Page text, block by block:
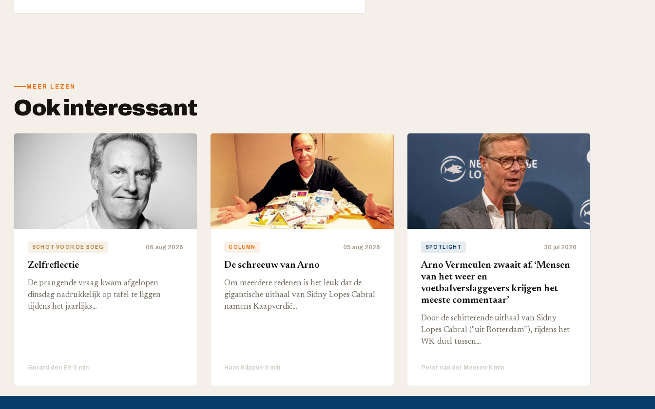
MEER LEZEN
Ook interessant
SCHOT VOOR DE BOEG 06 aug 2026
Zelfreflectie
De prangende vraag kwam afgelopen
dinsdag nadrukkelijk op tafel te liggen
tijdens het jaarlijks…
Gerard den Elt·3 min
COLUMN 05 aug 2026
De schreeuw van Arno
Om meerdere redenen is het leuk dat de
gigantische uithaal van Sidny Lopes Cabral
namens Kaapverdië…
Hans Klippus·3 min
SPOTLIGHT 30 jul 2026
Arno Vermeulen zwaait af. ‘Mensen
van het weer en
voetbalverslaggevers krijgen het
meeste commentaar’
Door de schitterende uithaal van Sidny
Lopes Cabral ("uit Rotterdam’’), tijdens het
WK-duel tussen…
Peter van der Meeren·8 min